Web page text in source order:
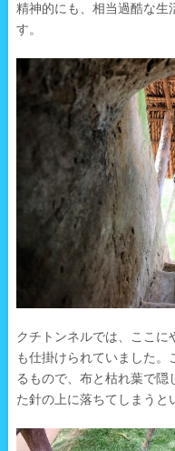
精神的にも、相当過酷な生
す。
クチトンネルでは、ここに
も仕掛けられていました
るもので、布と枯れ葉で
た針の上に落ちてしまうと